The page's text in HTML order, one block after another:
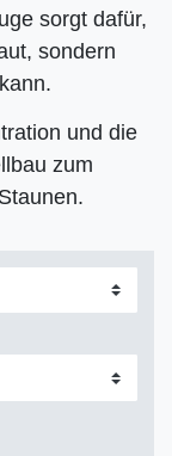
sorgt dafür,
sondern
und die
zum